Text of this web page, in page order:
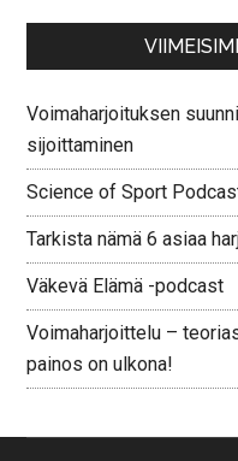
Voimaharjoituksen
sijoittaminen
Science of Sport
Tarkista nämä 6 asiaa
Väkevä Elämä -podcast
Voimaharjoittelu –
painos on ulkona!